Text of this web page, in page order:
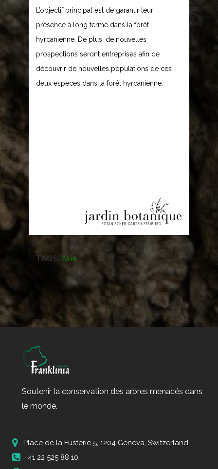
L’objectif principal est de garantir leur
présence à long terme dans la forêt
hyrcanienne. De plus, de nouvelles
prospections seront entreprises afin de
découvrir de nouvelles populations de ces
deux espèces dans la forêt hyrcanienne.
TAGS: Asie
Soutenir la conservation des arbres menacés dans
le monde.
Place de la Fusterie 5, 1204 Geneva, Switzerland
+41 22 525 88 10